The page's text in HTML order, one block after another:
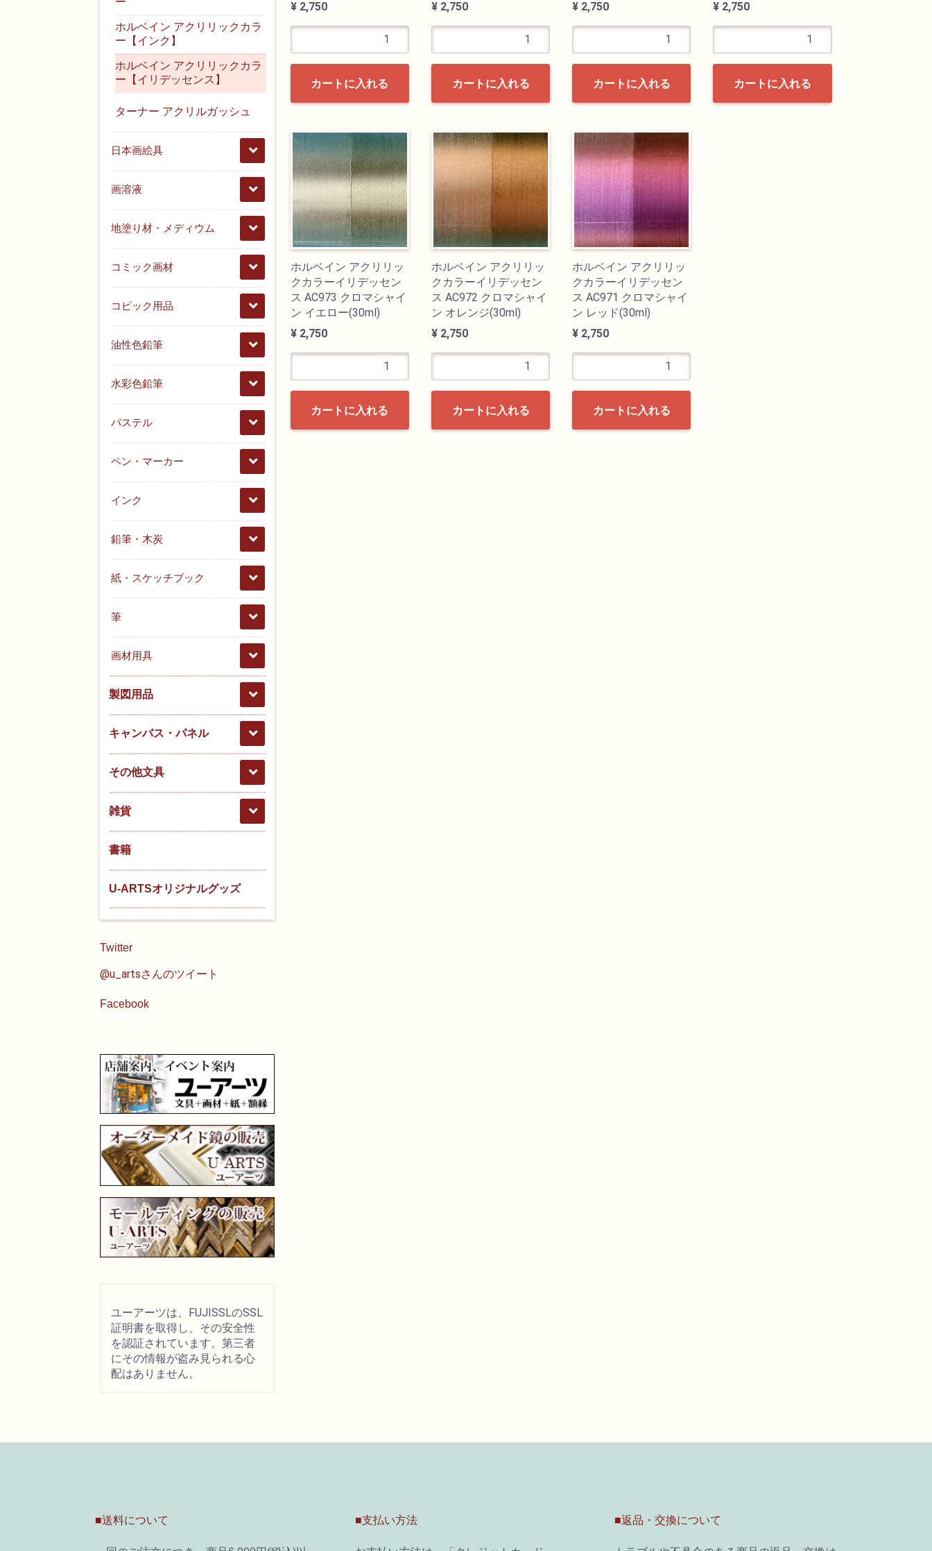
ホルベイン アクリリックカラ
ー【インク】
ホルベイン アクリリックカラ
ー【イリデッセンス】
ターナー アクリルガッシュ
日本画絵具
画溶液
地塗り材・メディウム
コミック画材
コピック用品
油性色鉛筆
水彩色鉛筆
パステル
ペン・マーカー
インク
鉛筆・木炭
紙・スケッチブック
筆
画材用具
製図用品
キャンバス・パネル
その他文具
雑貨
書籍
U-ARTSオリジナルグッズ
Twitter
@u_artsさんのツイート
Facebook
ユーアーツは、FUJISSLのSSL
証明書を取得し、その安全性
を認証されています。第三者
にその情報が盗み見られる心
配はありません。
¥ 2,750
カートに入れる
¥ 2,750
カートに入れる
¥ 2,750
カートに入れる
¥ 2,750
カートに入れる
ホルベイン アクリリッ
クカラーイリデッセン
ス AC973 クロマシャイ
ン イエロー(30ml)
¥ 2,750
カートに入れる
ホルベイン アクリリッ
クカラーイリデッセン
ス AC972 クロマシャイ
ン オレンジ(30ml)
¥ 2,750
カートに入れる
ホルベイン アクリリッ
クカラーイリデッセン
ス AC971 クロマシャイ
ン レッド(30ml)
¥ 2,750
カートに入れる
■送料について ■支払い方法 ■返品・交換について